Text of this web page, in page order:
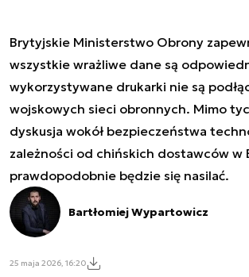
Brytyjskie Ministerstwo Obrony
wszystkie wrażliwe dane są
wykorzystywane drukarki nie są
wojskowych sieci obronnych. Mimo
dyskusja wokół bezpieczeństwa
zależności od chińskich dostawców w
prawdopodobnie będzie się nasilać.
Bartłomiej Wypartowicz
25 maja 2026, 16:20